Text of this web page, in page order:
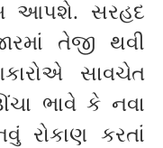
આપશે. સરહદ
તેજી થવી
સાવચેત
ભાવે કે નવા
રોકાણ કરતાં